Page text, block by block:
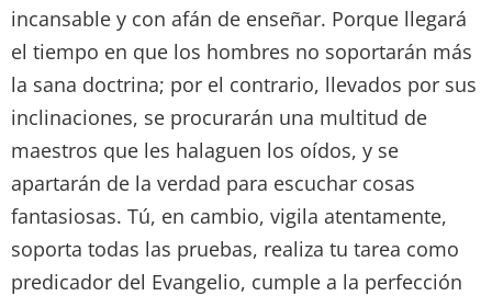
incansable y con afán de enseñar. Porque llegará
el tiempo en que los hombres no soportarán más
la sana doctrina; por el contrario, llevados por sus
inclinaciones, se procurarán una multitud de
maestros que les halaguen los oídos, y se
apartarán de la verdad para escuchar cosas
fantasiosas. Tú, en cambio, vigila atentamente,
soporta todas las pruebas, realiza tu tarea como
predicador del Evangelio, cumple a la perfección